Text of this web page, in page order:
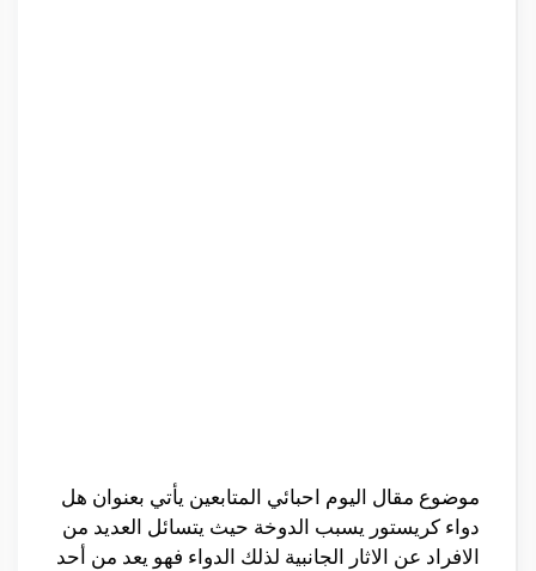
موضوع مقال اليوم احبائي المتابعين يأتي بعنوان هل
دواء كريستور يسبب الدوخة حيث يتسائل العديد من
الافراد عن الاثار الجانبية لذلك الدواء فهو يعد من أحد